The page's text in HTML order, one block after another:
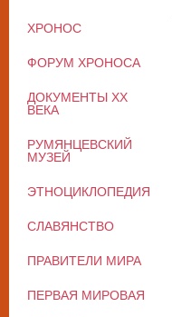
ХРОНОС
ФОРУМ ХРОНОСА
ДОКУМЕНТЫ XX
ВЕКА
РУМЯНЦЕВСКИЙ
МУЗЕЙ
ЭТНОЦИКЛОПЕДИЯ
СЛАВЯНСТВО
ПРАВИТЕЛИ МИРА
ПЕРВАЯ МИРОВАЯ